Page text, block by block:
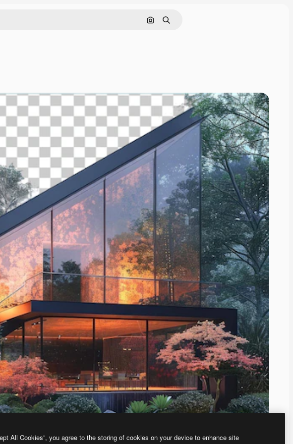
画像で検索
検索
画像生成ツールを使うと、あなた独自の画像を作成できます。
All Cookies”, you agree to the storing of cookies on your device to enhance site